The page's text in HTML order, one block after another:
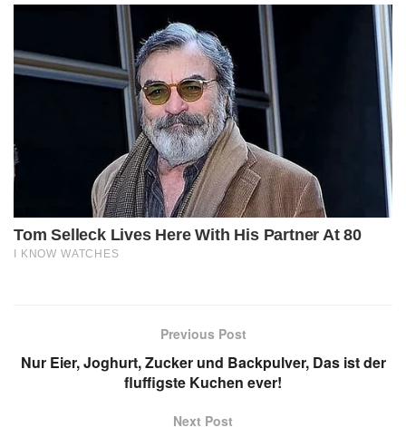
Previous Post
Nur Eier, Joghurt, Zucker und Backpulver, Das ist der
fluffigste Kuchen ever!
Next Post